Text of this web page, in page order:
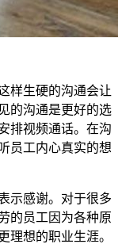
样生硬的沟通会让
的沟通是更好的选
排视频通话。在沟
员工内心真实的想
示感谢。对于很多
的员工因为各种原
理想的职业生涯。